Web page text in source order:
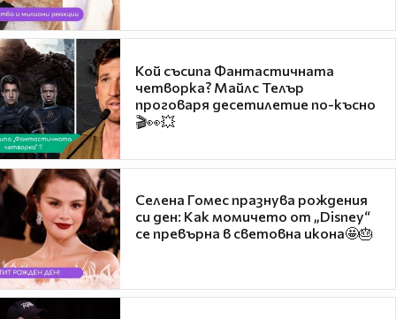
Кой съсипа Фантастичната
четворка? Майлс Телър
проговаря десетилетие по-късно
🎬👀💥
Селена Гомес празнува рождения
си ден: Как момичето от „Disney“
се превърна в световна икона🤩🎂